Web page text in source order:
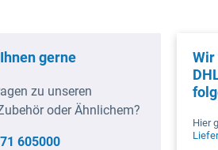
gerne
zu unseren
oder Ähnlichem?
605000
Wir
Hier